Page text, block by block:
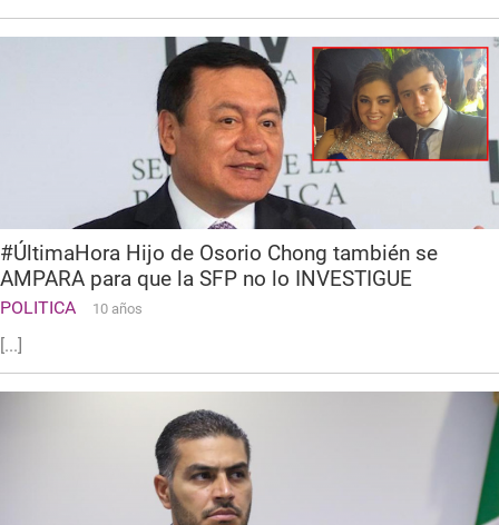
#ÚltimaHora Hijo de Osorio Chong también se
AMPARA para que la SFP no lo INVESTIGUE
POLITICA 10 años
[...]